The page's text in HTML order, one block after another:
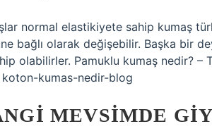
normal elastikiyete sahip kumaş
bağlı olarak değişebilir. Başka bir
olabilirler. Pamuklu kumaş nedir?
koton-kumas-nedir-blog
MEVSIMDE